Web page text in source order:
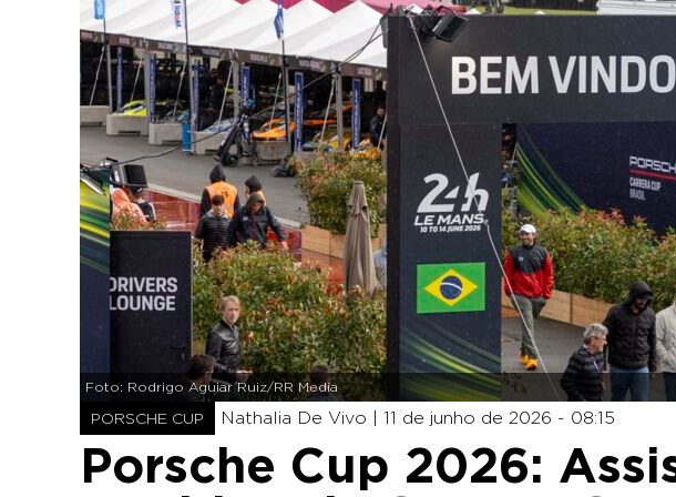
Foto: Rodrigo Aguiar Ruiz/RR Media
PORSCHE CUP Nathalia De Vivo | 11 de junho de 2026 - 08:15
Porsche Cup 2026: